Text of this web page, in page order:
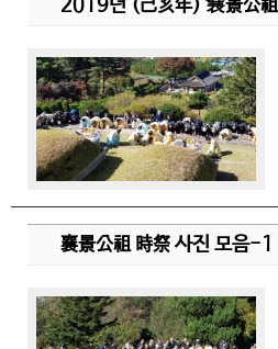
2019년 (己亥年) 㐮景公祖
襄景公祖 時祭 사진 모음-1